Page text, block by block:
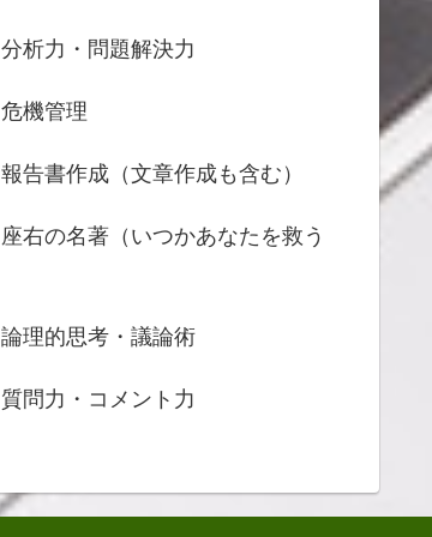
分析力・問題解決力
危機管理
報告書作成（文章作成も含む）
座右の名著（いつかあなたを救う
論理的思考・議論術
質問力・コメント力